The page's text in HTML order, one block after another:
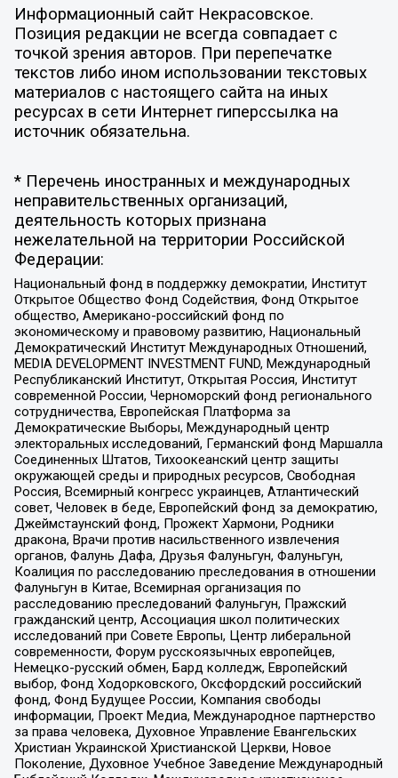
Информационный сайт Некрасовское.
Позиция редакции не всегда совпадает с
точкой зрения авторов. При перепечатке
текстов либо ином использовании текстовых
материалов с настоящего сайта на иных
ресурсах в сети Интернет гиперссылка на
источник обязательна.
* Перечень иностранных и международных
неправительственных организаций,
деятельность которых признана
нежелательной на территории Российской
Федерации:
Национальный фонд в поддержку демократии, Институт
Открытое Общество Фонд Содействия, Фонд Открытое
общество, Американо-российский фонд по
экономическому и правовому развитию, Национальный
Демократический Институт Международных Отношений,
MEDIA DEVELOPMENT INVESTMENT FUND, Международный
Республиканский Институт, Открытая Россия, Институт
современной России, Черноморский фонд регионального
сотрудничества, Европейская Платформа за
Демократические Выборы, Международный центр
электоральных исследований, Германский фонд Маршалла
Соединенных Штатов, Тихоокеанский центр защиты
окружающей среды и природных ресурсов, Свободная
Россия, Всемирный конгресс украинцев, Атлантический
совет, Человек в беде, Европейский фонд за демократию,
Джеймстаунский фонд, Прожект Хармони, Родники
дракона, Врачи против насильственного извлечения
органов, Фалунь Дафа, Друзья Фалуньгун, Фалуньгун,
Коалиция по расследованию преследования в отношении
Фалуньгун в Китае, Всемирная организация по
расследованию преследований Фалуньгун, Пражский
гражданский центр, Ассоциация школ политических
исследований при Совете Европы, Центр либеральной
современности, Форум русскоязычных европейцев,
Немецко-русский обмен, Бард колледж, Европейский
выбор, Фонд Ходорковского, Оксфордский российский
фонд, Фонд Будущее России, Компания свободы
информации, Проект Медиа, Международное партнерство
за права человека, Духовное Управление Евангельских
Христиан Украинской Христианской Церкви, Новое
Поколение, Духовное Учебное Заведение Международный